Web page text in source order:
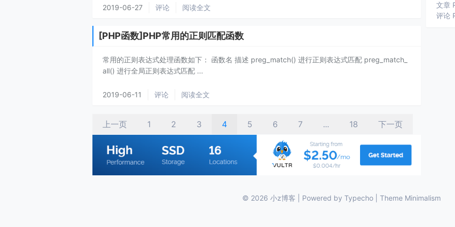
2019-06-27 评论 阅读全文
[PHP函数]PHP常用的正则匹配函数
常用的正则表达式处理函数如下： 函数名 描述 preg_match() 进行正则表达式匹配 preg_match_
all() 进行全局正则表达式匹配 ...
2019-06-11 评论 阅读全文
上一页 1 2 3 4 5 6 7 ... 18 下一页
文章
评论
© 2026 小z博客 | Powered by Typecho | Theme Minimalism